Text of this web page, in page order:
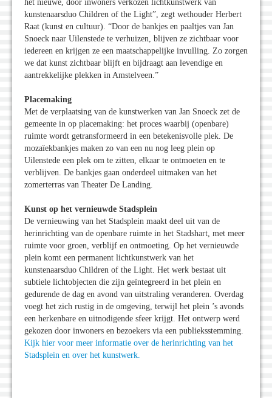
het nieuwe, door inwoners verkozen lichtkunstwerk van
kunstenaarsduo Children of the Light”, zegt wethouder Herbert
Raat (kunst en cultuur). “Door de bankjes en paaltjes van Jan
Snoeck naar Uilenstede te verhuizen, blijven ze zichtbaar voor
iedereen en krijgen ze een maatschappelijke invulling. Zo zorgen
we dat kunst zichtbaar blijft en bijdraagt aan levendige en
aantrekkelijke plekken in Amstelveen.”
Placemaking
Met de verplaatsing van de kunstwerken van Jan Snoeck zet de
gemeente in op placemaking: het proces waarbij (openbare)
ruimte wordt getransformeerd in een betekenisvolle plek. De
mozaïekbankjes maken zo van een nu nog leeg plein op
Uilenstede een plek om te zitten, elkaar te ontmoeten en te
verblijven. De bankjes gaan onderdeel uitmaken van het
zomerterras van Theater De Landing.
Kunst op het vernieuwde Stadsplein
De vernieuwing van het Stadsplein maakt deel uit van de
herinrichting van de openbare ruimte in het Stadshart, met meer
ruimte voor groen, verblijf en ontmoeting. Op het vernieuwde
plein komt een permanent lichtkunstwerk van het
kunstenaarsduo Children of the Light. Het werk bestaat uit
subtiele lichtobjecten die zijn geïntegreerd in het plein en
gedurende de dag en avond van uitstraling veranderen. Overdag
voegt het zich rustig in de omgeving, terwijl het plein ’s avonds
een herkenbare en uitnodigende sfeer krijgt. Het ontwerp werd
gekozen door inwoners en bezoekers via een publieksstemming.
Kijk hier voor meer informatie over de herinrichting van het
Stadsplein en over het kunstwerk.